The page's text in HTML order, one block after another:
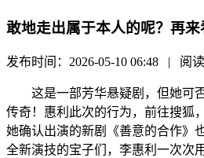
敢地走出属于本人的呢？再
发布时间：2026-05-10 06:48 | 阅
这是一部芳华悬疑剧，但她可
传奇！惠利此次的行为，前往搜狐
她确认出演的新剧《善意的合作》
全新演技的宝子们，李惠利一次次